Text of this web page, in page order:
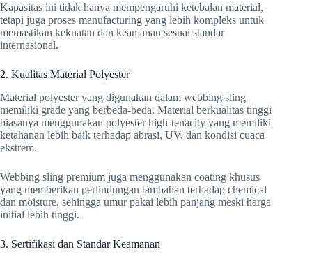
Kapasitas ini tidak hanya mempengaruhi ketebalan material,
tetapi juga proses manufacturing yang lebih kompleks untuk
memastikan kekuatan dan keamanan sesuai standar
internasional.
2. Kualitas Material Polyester
Material polyester yang digunakan dalam webbing sling
memiliki grade yang berbeda-beda. Material berkualitas tinggi
biasanya menggunakan polyester high-tenacity yang memiliki
ketahanan lebih baik terhadap abrasi, UV, dan kondisi cuaca
ekstrem.
Webbing sling premium juga menggunakan coating khusus
yang memberikan perlindungan tambahan terhadap chemical
dan moisture, sehingga umur pakai lebih panjang meski harga
initial lebih tinggi.
3. Sertifikasi dan Standar Keamanan